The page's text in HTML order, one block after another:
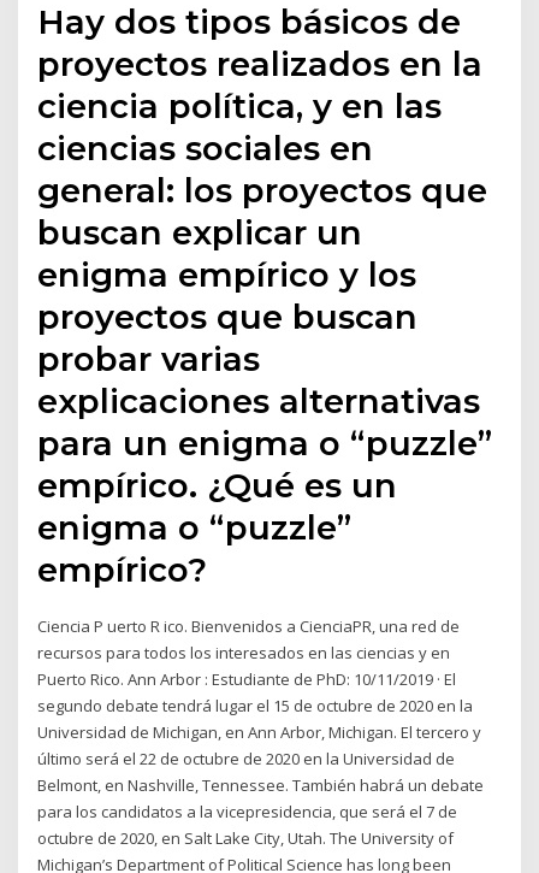
Hay dos tipos básicos de
proyectos realizados en la
ciencia política, y en las
ciencias sociales en
general: los proyectos que
buscan explicar un
enigma empírico y los
proyectos que buscan
probar varias
explicaciones alternativas
para un enigma o “puzzle”
empírico. ¿Qué es un
enigma o “puzzle”
empírico?
Ciencia P uerto R ico. Bienvenidos a CienciaPR, una red de
recursos para todos los interesados en las ciencias y en
Puerto Rico. Ann Arbor : Estudiante de PhD: 10/11/2019 · El
segundo debate tendrá lugar el 15 de octubre de 2020 en la
Universidad de Michigan, en Ann Arbor, Michigan. El tercero y
último será el 22 de octubre de 2020 en la Universidad de
Belmont, en Nashville, Tennessee. También habrá un debate
para los candidatos a la vicepresidencia, que será el 7 de
octubre de 2020, en Salt Lake City, Utah. The University of
Michigan’s Department of Political Science has long been